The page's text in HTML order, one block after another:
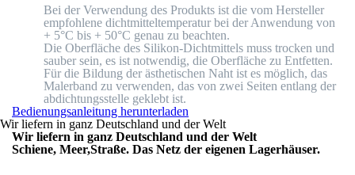
Bei der Verwendung des Produkts ist die vom Hersteller
empfohlene dichtmitteltemperatur bei der Anwendung von
+ 5°C bis + 50°C genau zu beachten.
Die Oberfläche des Silikon-Dichtmittels muss trocken und
sauber sein, es ist notwendig, die Oberfläche zu Entfetten.
Für die Bildung der ästhetischen Naht ist es möglich, das
Malerband zu verwenden, das von zwei Seiten entlang der
abdichtungsstelle geklebt ist.
Bedienungsanleitung herunterladen
Wir liefern in ganz Deutschland und der Welt
Wir liefern in ganz Deutschland und der Welt
Schiene, Meer,Straße. Das Netz der eigenen Lagerhäuser.